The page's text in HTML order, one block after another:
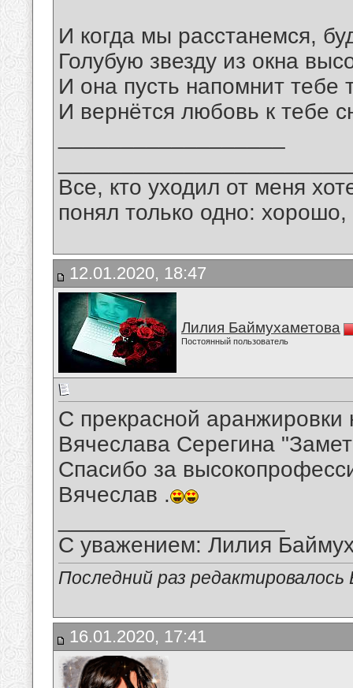
И когда мы расстанемся,
Голубую звезду из окна
И она пусть напомнит
И вернётся любовь к тебе
Все, кто уходил от меня
понял только одно:
12.01.2020, 18:47
Лилия Баймухаметова
Постоянный пользователь
С прекрасной аранжировки
Вячеслава Серегина
Спасибо за
Вячеслав .
С уважением: Лилия
Последний раз
16.01.2020, 17:41